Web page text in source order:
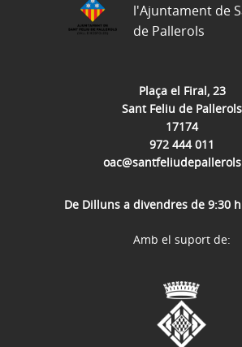
Plaça el Firal, 23
Sant Feliu de Pallerols
17174
972 444 011
De Dilluns a divendres de 9:30
l'Ajuntament de
de Pallerols
Amb el suport de: